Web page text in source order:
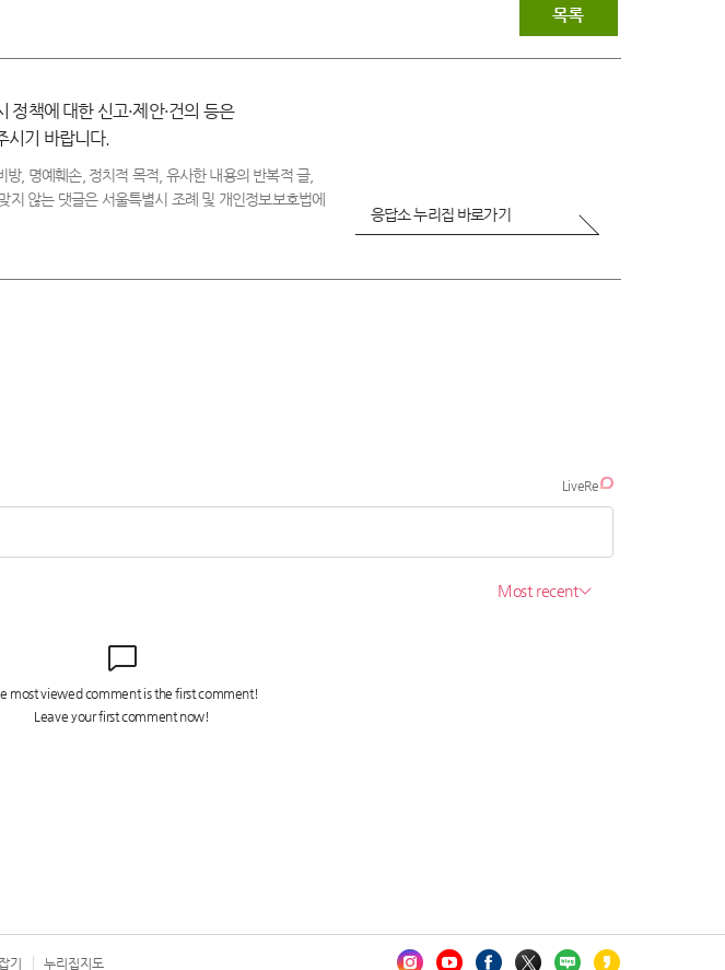
목록
책에 대한 신고·제안·건의 등은
시기 바랍니다.
, 명예훼손, 정치적 목적, 유사한 내용의 반복적 글,
않는 댓글은 서울특별시 조례 및 개인정보보호법에
응답소 누리집 바로가기
기 누리집지도